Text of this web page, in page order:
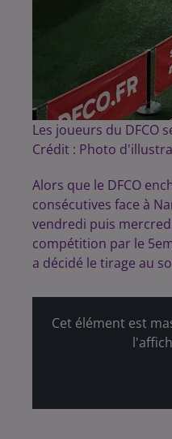
Les joueurs du DFCO
Crédit : Photo
Alors que le DFCO
consécutives face à
vendredi puis
compétition par le
a décidé le tirage au
Cet élément est